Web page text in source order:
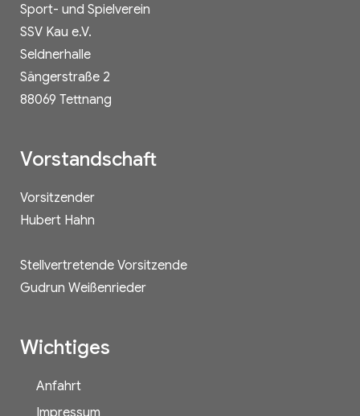
Sport- und Spielverein
SSV Kau e.V.
Seldnerhalle
Sängerstraße 2
88069 Tettnang
Vorstandschaft
Vorsitzender
Hubert Hahn
Stellvertretende Vorsitzende
Gudrun Weißenrieder
Wichtiges
Anfahrt
Impressum